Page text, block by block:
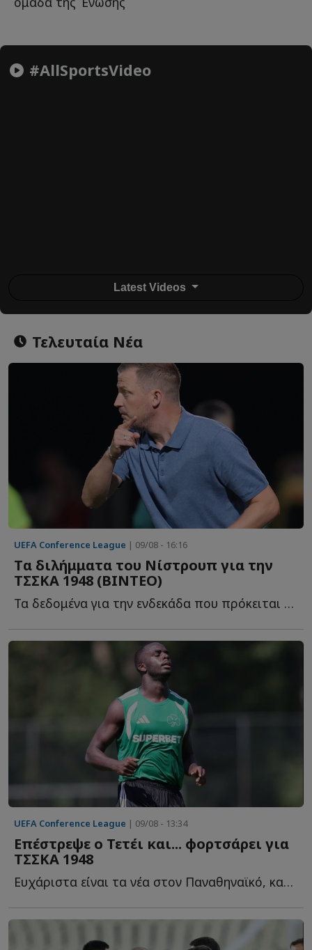
#AllSportsVideo
Latest Videos
Τελευταία Νέα
UEFA Conference League | 09/08 - 16:16
Tα διλήμματα του Νίστρουπ για την
ΤΣΣΚΑ 1948 (ΒΙΝΤΕΟ)
Τα δεδομένα για την ενδεκάδα που πρόκειται να παρατάξει ο...
UEFA Conference League | 09/08 - 13:34
Επέστρεψε ο Τετέι και... φορτσάρει για
ΤΣΣΚΑ 1948
Ευχάριστα είναι τα νέα στον Παναθηναϊκό, καθώς ο Ανδρέας Τ...